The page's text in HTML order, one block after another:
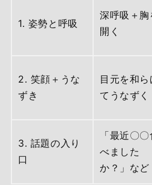
1. 姿勢と呼吸
深呼吸＋胸
開く
2. 笑顔＋うな
ずき
目元を和ら
てうなずく
3. 話題の入り
口
「最近〇〇
べました
か？」など